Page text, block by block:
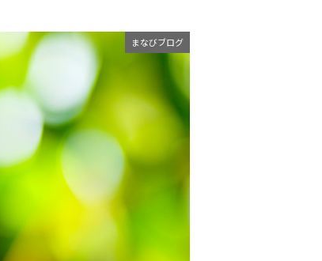
まなびブログ